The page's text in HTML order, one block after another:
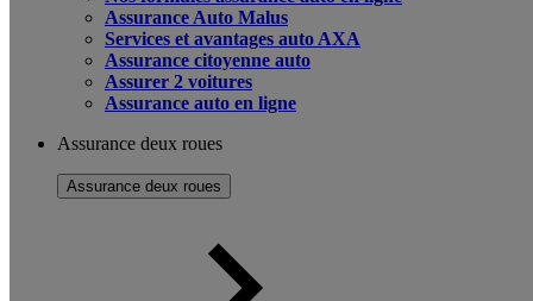
Assurance Auto Malus
Services et avantages auto AXA
Assurance citoyenne auto
Assurer 2 voitures
Assurance auto en ligne
Assurance deux roues
Assurance deux roues